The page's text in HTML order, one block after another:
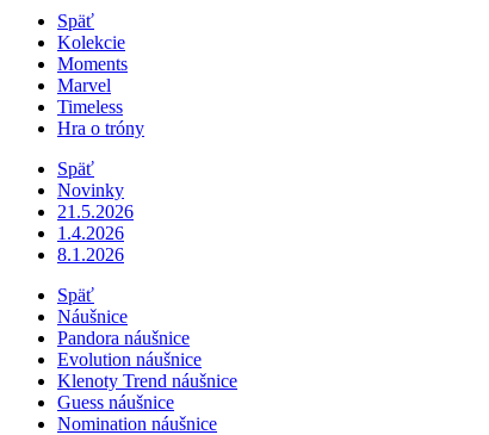
Späť
Kolekcie
Moments
Marvel
Timeless
Hra o tróny
Späť
Novinky
21.5.2026
1.4.2026
8.1.2026
Späť
Náušnice
Pandora náušnice
Evolution náušnice
Klenoty Trend náušnice
Guess náušnice
Nomination náušnice